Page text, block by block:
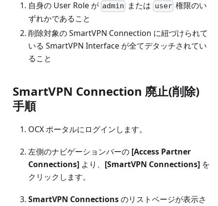
自身の User Role が admin または user権限のい
ずれかであること
削除対象の SmartVPN Connection に紐づけられて
いる SmartVPN Interface が全てデタッチされてい
ること
SmartVPN Connection 廃止(削除)
手順
OCX ポータルにログインします。
左側のナビゲーションバーの [Access Partner
Connections] より、 [SmartVPN Connections] を
クリックします。
SmartVPN Connectionsのリストページが表示さ